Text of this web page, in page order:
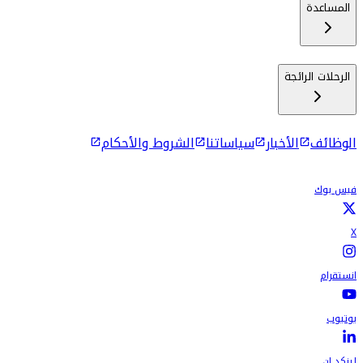
المساعدة
الرحلات الرائجة
الوظائف الأخبار سياساتنا الشروط والأحكام
فيس بوك
X
انستقرام
يوتيوب